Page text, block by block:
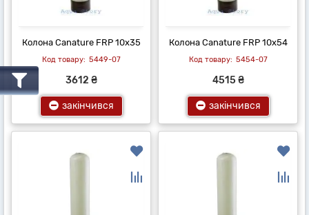
Колона Canature FRP 10х35
5449-07
3612 ₴
закінчився
Колона Canature FRP 10х54
5454-07
4515 ₴
закінчився